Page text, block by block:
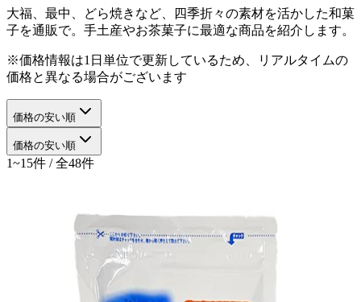
大福、最中、どら焼きなど、四季折々の素材を活かした和菓
子を通販で。手土産やお茶菓子に最適な商品を紹介します。
※価格情報は1日単位で更新しているため、リアルタイムの
価格と異なる場合がございます
価格の安い順
価格の安い順
1~15件 / 全48件